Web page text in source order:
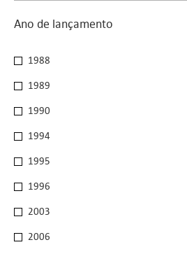
Ano de lançamento
Ano de lançamento
1988
1989
1990
1994
1995
1996
2003
2006